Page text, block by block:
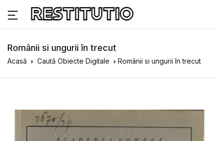
Românii si ungurii în trecut
Acasă Caută Obiecte Digitale Românii si ungurii în trecut